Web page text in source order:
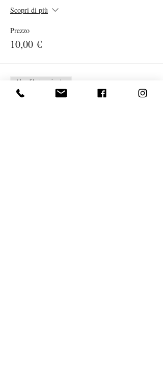
Scopri di più
Prezzo
10,00 €
Vendita terminata
Tipo di biglietto